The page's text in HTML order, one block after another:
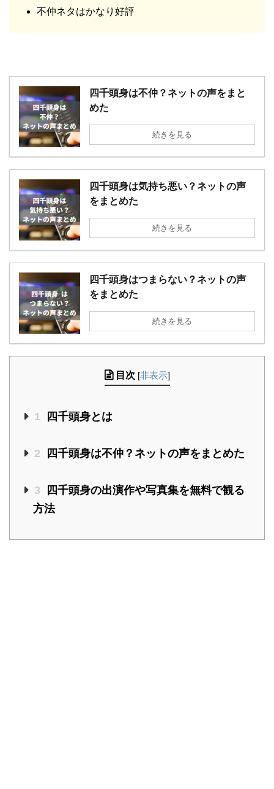
不仲ネタはかなり好評
四千頭身は不仲？ネットの声をまと
めた
続きを見る
四千頭身は気持ち悪い？ネットの声
をまとめた
続きを見る
四千頭身はつまらない？ネットの声
をまとめた
続きを見る
目次 [非表示]
1 四千頭身とは
2 四千頭身は不仲？ネットの声をまとめた
3
四千頭身の出演作や写真集を無料で観る
方法